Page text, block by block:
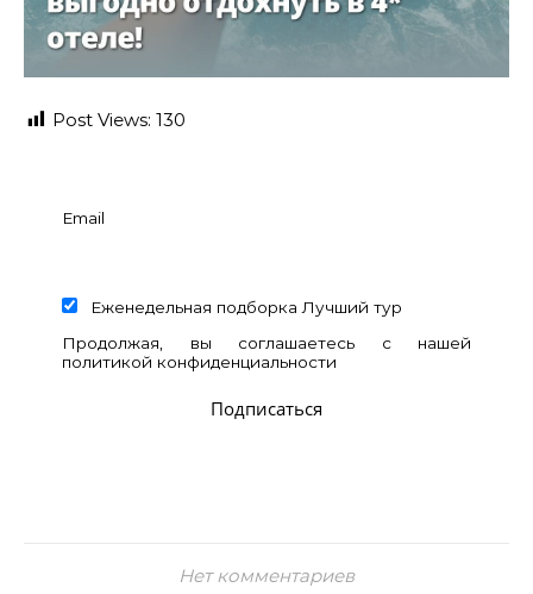
Post Views: 130
Email
Еженедельная подборка Лучший тур
Продолжая, вы соглашаетесь с нашей
политикой конфиденциальности
Нет комментариев